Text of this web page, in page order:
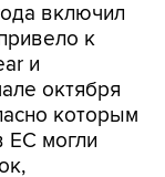
включил
к
и
октября
которым
ЕС могли